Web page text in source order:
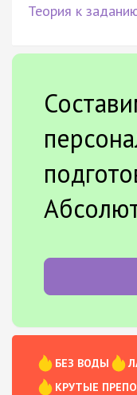
Теория к
БЕЗ ВОДЫ
КРУТЫЕ